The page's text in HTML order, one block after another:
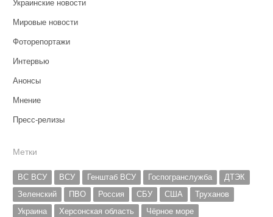
Украинские новости
Мировые новости
Фоторепортажи
Интервью
Анонсы
Мнение
Пресс-релизы
Метки
ВС ВСУ ВСУ Генштаб ВСУ Госпогранслужба
ДТЭК
Зеленский
ПВО Россия СБУ США
Труханов
Украина
Херсонская область
Чёрное море